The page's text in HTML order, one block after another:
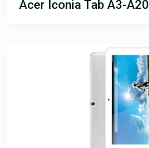
Acer Iconia Tab A3-A20